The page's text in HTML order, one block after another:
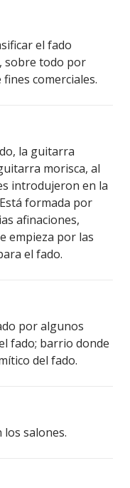
el fado
sobre todo por
comerciales.
la guitarra
morisca, al
introdujeron en la
formada por
afinaciones,
empieza por las
el fado.
por algunos
fado; barrio donde
del fado.
los salones.